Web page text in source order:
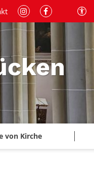
von Kirche